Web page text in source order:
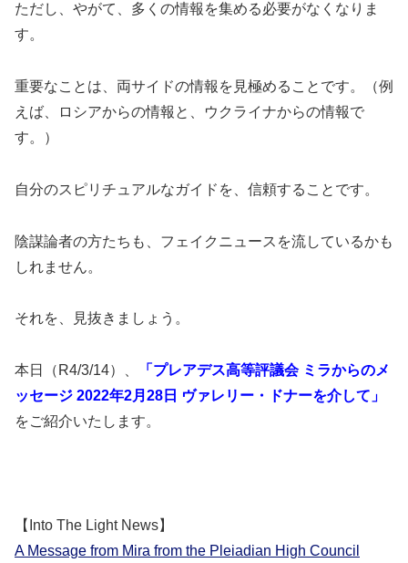
ただし、やがて、多くの情報を集める必要がなくなりま
す。
重要なことは、両サイドの情報を見極めることです。（例
えば、ロシアからの情報と、ウクライナからの情報で
す。）
自分のスピリチュアルなガイドを、信頼することです。
陰謀論者の方たちも、フェイクニュースを流しているかも
しれません。
それを、見抜きましょう。
本日（R4/3/14）、
「プレアデス高等評議会 ミラからのメ
ッセージ 2022年2月28日 ヴァレリー・ドナーを介して」
をご紹介いたします。
【Into The Light News】
A Message from Mira from the Pleiadian High Council